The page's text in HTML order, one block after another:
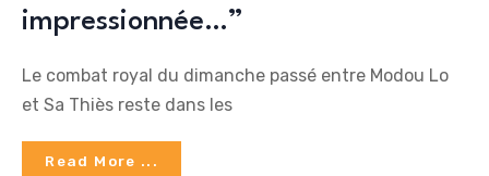
impressionnée…”
Le combat royal du dimanche passé entre Modou Lo
et Sa Thiès reste dans les
Read More ...